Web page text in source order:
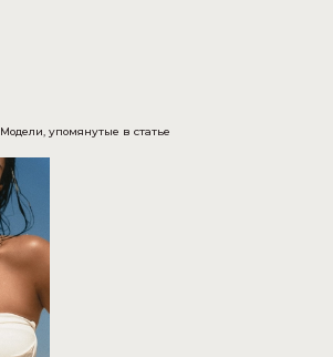
Модели, упомянутые в статье